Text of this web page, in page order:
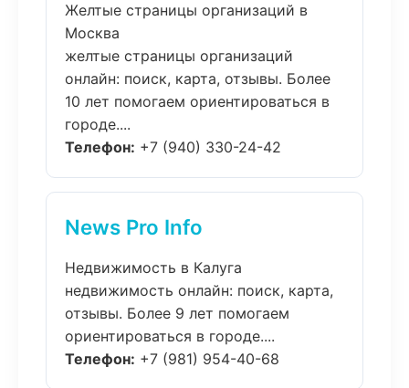
Желтые страницы организаций в
Москва
желтые страницы организаций
онлайн: поиск, карта, отзывы. Более
10 лет помогаем ориентироваться в
городе....
Телефон: +7 (940) 330-24-42
News Pro Info
Недвижимость в Калуга
недвижимость онлайн: поиск, карта,
отзывы. Более 9 лет помогаем
ориентироваться в городе....
Телефон: +7 (981) 954-40-68